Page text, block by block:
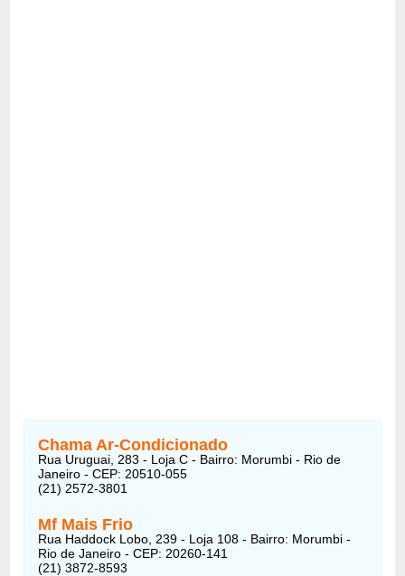
Chama Ar-Condicionado
Rua Uruguai, 283 - Loja C - Bairro: Morumbi - Rio de
Janeiro - CEP: 20510-055
(21) 2572-3801
Mf Mais Frio
Rua Haddock Lobo, 239 - Loja 108 - Bairro: Morumbi -
Rio de Janeiro - CEP: 20260-141
(21) 3872-8593